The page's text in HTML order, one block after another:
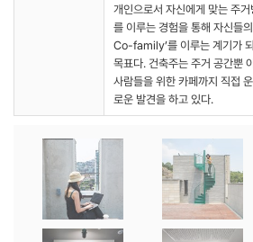
개인으로서 자신에게 맞는 주
를 이루는 경험을 통해 자신들
Co-family’를 이루는 계기가
목표다. 건축주는 주거 공간뿐
사람들을 위한 카페까지 직접
로운 발견을 하고 있다.